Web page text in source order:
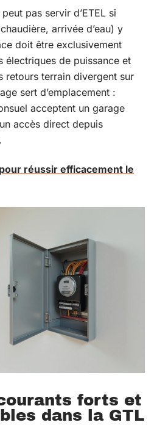
pas servir d’ETEL si
arrivée d’eau) y
doit être exclusivement
électriques de puissance et
retours terrain divergent sur
sert d’emplacement :
acceptent un garage
accès direct depuis
réussir efficacement le
forts et
dans la GTL